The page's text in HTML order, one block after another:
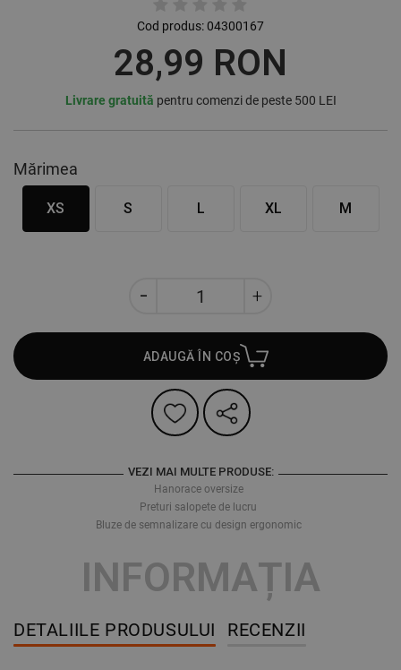
Cod produs:04300167
28,99 RON
Livrare gratuită pentru comenzi de peste 500 LEI
Mărimea
XS S L XL M
ADAUGĂ ÎN COȘ
VEZI MAI MULTE PRODUSE:
Hanorace oversize
Preturi salopete de lucru
Bluze de semnalizare cu design ergonomic
INFORMAȚIA
DETALIILE PRODUSULUI RECENZII